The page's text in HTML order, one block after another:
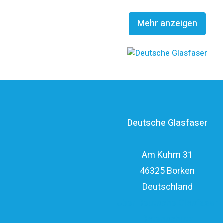
Mehr anzeigen
Glasfaserinvestoren EQT und OMERS über ein
Investitionsvolumen von über elf
Deutsche Glasfaser
Am Kuhm 31
46325 Borken
Deutschland